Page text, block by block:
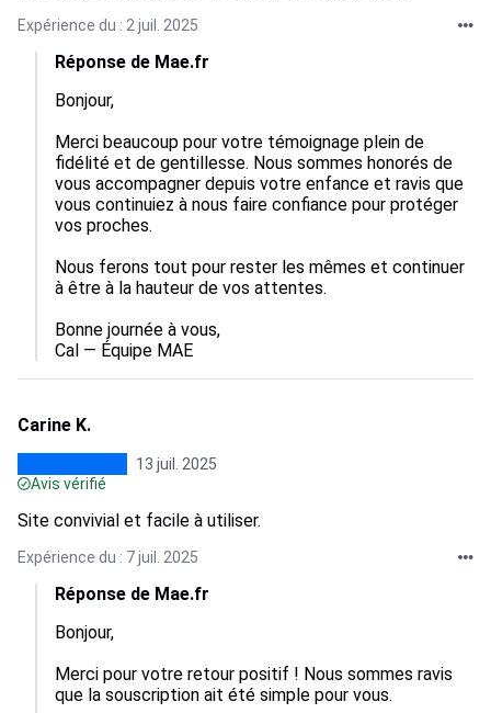
Expérience du : 2 juil. 2025
Réponse de Mae.fr
Bonjour,
Merci beaucoup pour votre témoignage plein de
fidélité et de gentillesse. Nous sommes honorés de
vous accompagner depuis votre enfance et ravis que
vous continuiez à nous faire confiance pour protéger
vos proches.
Nous ferons tout pour rester les mêmes et continuer
à être à la hauteur de vos attentes.
Bonne journée à vous,
Cal — Équipe MAE
Carine K.
13 juil. 2025
Avis vérifié
Site convivial et facile à utiliser.
Expérience du : 7 juil. 2025
Réponse de Mae.fr
Bonjour,
Merci pour votre retour positif ! Nous sommes ravis
que la souscription ait été simple pour vous.